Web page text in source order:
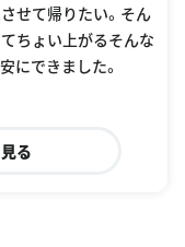
せて帰りたい。そん
ちょい上がるそんな
にできました。
る